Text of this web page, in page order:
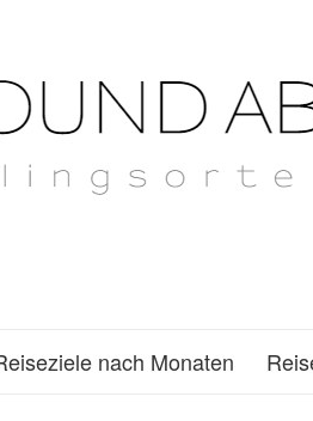
nach Monaten